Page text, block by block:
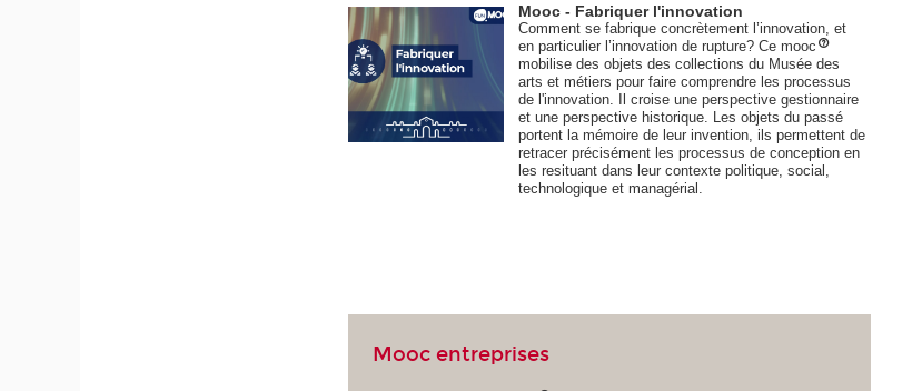
Mooc - Fabriquer l'innovation
Comment se fabrique concrètement l’innovation, et
en particulier l’innovation de rupture? Ce mooc
mobilise des objets des collections du Musée des
arts et métiers pour faire comprendre les processus
de l'innovation. Il croise une perspective gestionnaire
et une perspective historique. Les objets du passé
portent la mémoire de leur invention, ils permettent de
retracer précisément les processus de conception en
les resituant dans leur contexte politique, social,
technologique et managérial.
Mooc entreprises